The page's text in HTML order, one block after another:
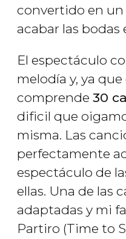
convertido en
acabar las bodas
El espectáculo
melodía y, ya
comprende 30
dificil que
misma. Las
perfectamente
espectáculo de
ellas. Una de las
adaptadas y mi
Partiro (Time to